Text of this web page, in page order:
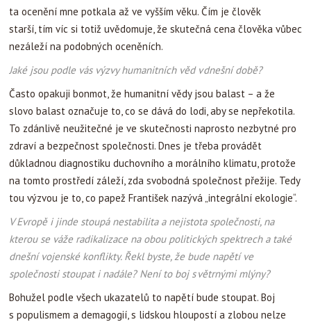
ta ocenění mne potkala až ve vyšším věku. Čím je člověk
starší, tím víc si totiž uvědomuje, že skutečná cena člověka vůbec
nezáleží na podobných oceněních.
Jaké jsou podle vás výzvy humanitních věd v dnešní době?
Často opakuji bonmot, že humanitní vědy jsou balast – a že
slovo balast označuje to, co se dává do lodi, aby se nepřekotila.
To zdánlivě neužitečné je ve skutečnosti naprosto nezbytné pro
zdraví a bezpečnost společnosti. Dnes je třeba provádět
důkladnou diagnostiku duchovního a morálního klimatu, protože
na tomto prostředí záleží, zda svobodná společnost přežije. Tedy
tou výzvou je to, co papež František nazývá „integrální ekologie“.
V Evropě i jinde stoupá nestabilita a nejistota společnosti, na
kterou se váže radikalizace na obou politických spektrech a také
dnešní vojenské konflikty. Řekl byste, že bude napětí ve
společnosti stoupat i nadále? Není to boj s větrnými mlýny?
Bohužel podle všech ukazatelů to napětí bude stoupat. Boj
s populismem a demagogií, s lidskou hloupostí a zlobou nelze